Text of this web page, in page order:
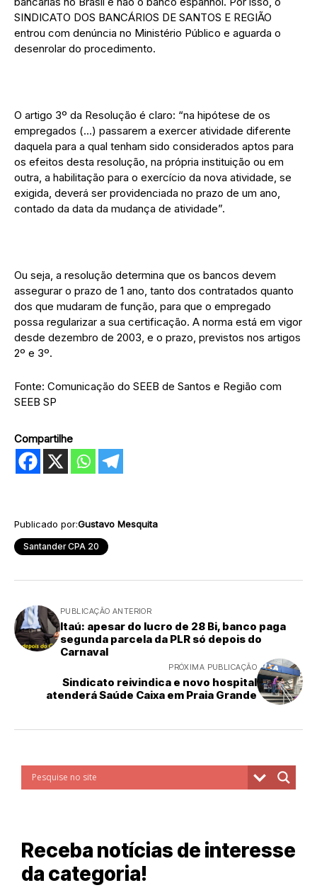
SINDICATO DOS BANCÁRIOS DE SANTOS E REGIÃO
entrou com denúncia no Ministério Público e aguarda o
desenrolar do procedimento.
O artigo 3º da Resolução é claro: “na hipótese de os
empregados (…) passarem a exercer atividade diferente
daquela para a qual tenham sido considerados aptos para
os efeitos desta resolução, na própria instituição ou em
outra, a habilitação para o exercício da nova atividade, se
exigida, deverá ser providenciada no prazo de um ano,
contado da data da mudança de atividade”.
Ou seja, a resolução determina que os bancos devem
assegurar o prazo de 1 ano, tanto dos contratados quanto
dos que mudaram de função, para que o empregado
possa regularizar a sua certificação. A norma está em vigor
desde dezembro de 2003, e o prazo, previstos nos artigos
2º e 3º.
Fonte: Comunicação do SEEB de Santos e Região com
SEEB SP
Compartilhe
Publicado por:Gustavo Mesquita
Santander CPA 20
PUBLICAÇÃO ANTERIOR
Itaú: apesar do lucro de 28 Bi, banco paga
segunda parcela da PLR só depois do
Carnaval
PRÓXIMA PUBLICAÇÃO
Sindicato reivindica e novo hospital
atenderá Saúde Caixa em Praia Grande
Receba notícias de interesse
da categoria!